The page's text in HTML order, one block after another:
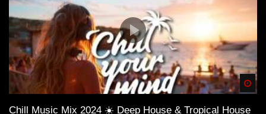
Chill Music Mix 2024 ☀️ Deep House & Tropical House